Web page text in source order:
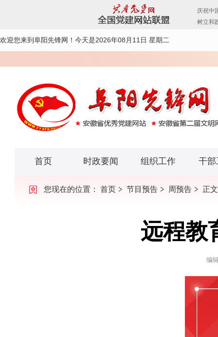
欢迎您来到阜阳先锋网！ 今天是2026年08月11日 星期二
首页 时政要闻 组织工作 干部
您现在的位置： 首页 节目预告 周预告 正文
远程教
编